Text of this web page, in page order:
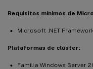
Requisitos mínimos de
Microsoft .NET
Plataformas de clúster:
Familia Windows Server